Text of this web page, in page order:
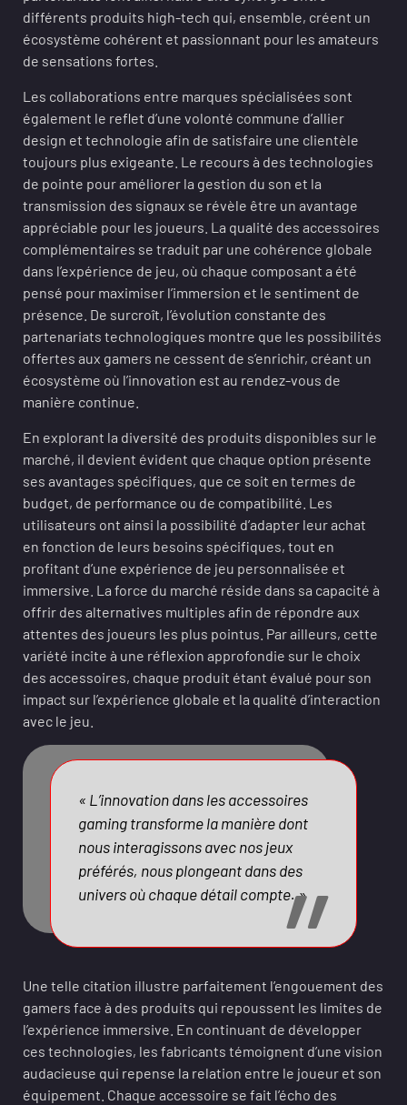
différents produits high-tech qui, ensemble, créent un
écosystème cohérent et passionnant pour les amateurs
de sensations fortes.
Les collaborations entre marques spécialisées sont
également le reflet d’une volonté commune d’allier
design et technologie afin de satisfaire une clientèle
toujours plus exigeante. Le recours à des technologies
de pointe pour améliorer la gestion du son et la
transmission des signaux se révèle être un avantage
appréciable pour les joueurs. La qualité des accessoires
complémentaires se traduit par une cohérence globale
dans l’expérience de jeu, où chaque composant a été
pensé pour maximiser l’immersion et le sentiment de
présence. De surcroît, l’évolution constante des
partenariats technologiques montre que les possibilités
offertes aux gamers ne cessent de s’enrichir, créant un
écosystème où l’innovation est au rendez-vous de
manière continue.
En explorant la diversité des produits disponibles sur le
marché, il devient évident que chaque option présente
ses avantages spécifiques, que ce soit en termes de
budget, de performance ou de compatibilité. Les
utilisateurs ont ainsi la possibilité d’adapter leur achat
en fonction de leurs besoins spécifiques, tout en
profitant d’une expérience de jeu personnalisée et
immersive. La force du marché réside dans sa capacité à
offrir des alternatives multiples afin de répondre aux
attentes des joueurs les plus pointus. Par ailleurs, cette
variété incite à une réflexion approfondie sur le choix
des accessoires, chaque produit étant évalué pour son
impact sur l’expérience globale et la qualité d’interaction
avec le jeu.
« L’innovation dans les accessoires
gaming transforme la manière dont
nous interagissons avec nos jeux
préférés, nous plongeant dans des
univers où chaque détail compte. »
Une telle citation illustre parfaitement l’engouement des
gamers face à des produits qui repoussent les limites de
l’expérience immersive. En continuant de développer
ces technologies, les fabricants témoignent d’une vision
audacieuse qui repense la relation entre le joueur et son
équipement. Chaque accessoire se fait l’écho des